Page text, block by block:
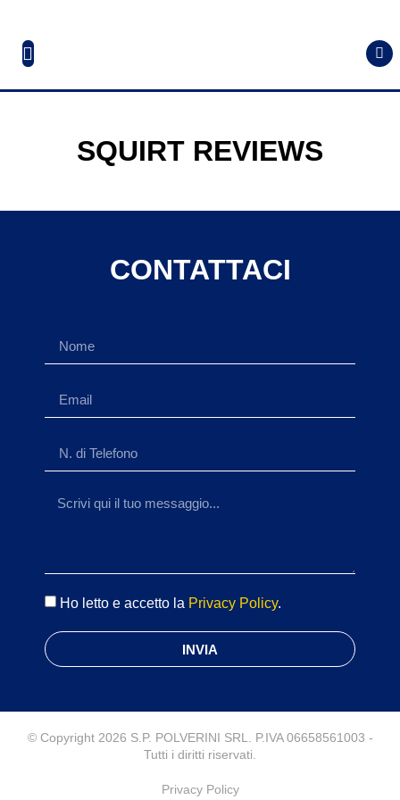
SQUIRT REVIEWS
CONTATTACI
Ho letto e accetto la Privacy Policy.
INVIA
© Copyright 2026 S.P. POLVERINI SRL. P.IVA 06658561003 -
Tutti i diritti riservati.
Privacy Policy